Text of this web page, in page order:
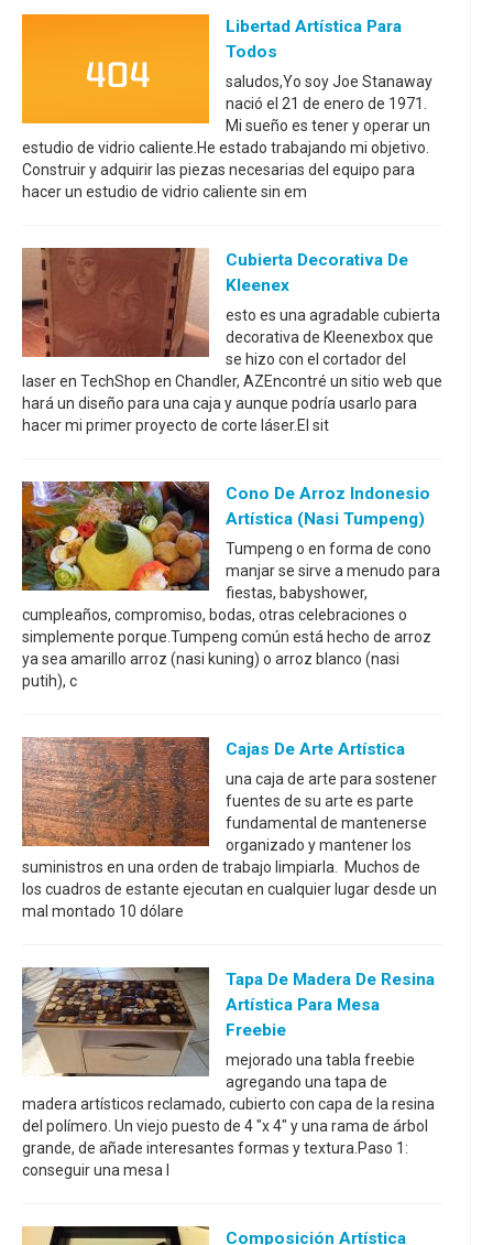
Libertad Artística Para
Todos
saludos,Yo soy Joe Stanaway
nació el 21 de enero de 1971.
Mi sueño es tener y operar un
estudio de vidrio caliente.He estado trabajando mi objetivo.
Construir y adquirir las piezas necesarias del equipo para
hacer un estudio de vidrio caliente sin em
Cubierta Decorativa De
Kleenex
esto es una agradable cubierta
decorativa de Kleenexbox que
se hizo con el cortador del
laser en TechShop en Chandler, AZEncontré un sitio web que
hará un diseño para una caja y aunque podría usarlo para
hacer mi primer proyecto de corte láser.El sit
Cono De Arroz Indonesio
Artística (Nasi Tumpeng)
Tumpeng o en forma de cono
manjar se sirve a menudo para
fiestas, babyshower,
cumpleaños, compromiso, bodas, otras celebraciones o
simplemente porque.Tumpeng común está hecho de arroz
ya sea amarillo arroz (nasi kuning) o arroz blanco (nasi
putih), c
Cajas De Arte Artística
una caja de arte para sostener
fuentes de su arte es parte
fundamental de mantenerse
organizado y mantener los
suministros en una orden de trabajo limpiarla. Muchos de
los cuadros de estante ejecutan en cualquier lugar desde un
mal montado 10 dólare
Tapa De Madera De Resina
Artística Para Mesa
Freebie
mejorado una tabla freebie
agregando una tapa de
madera artísticos reclamado, cubierto con capa de la resina
del polímero. Un viejo puesto de 4 "x 4" y una rama de árbol
grande, de añade interesantes formas y textura.Paso 1:
conseguir una mesa l
Composición Artística